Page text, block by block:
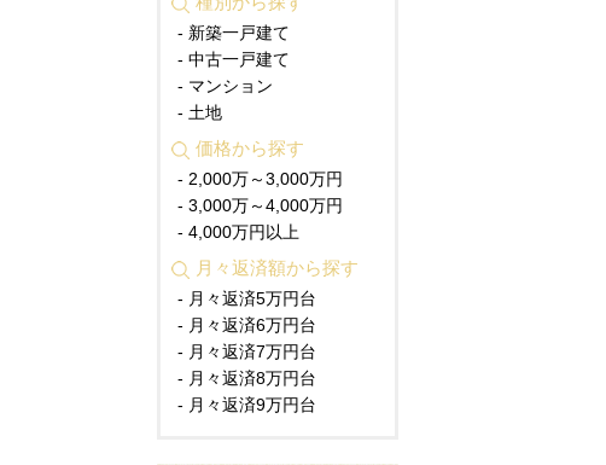
- 新築一戸建て
- 中古一戸建て
- マンション
- 土地
価格から探す
- 2,000万～3,000万円
- 3,000万～4,000万円
- 4,000万円以上
月々返済額から探す
- 月々返済5万円台
- 月々返済6万円台
- 月々返済7万円台
- 月々返済8万円台
- 月々返済9万円台